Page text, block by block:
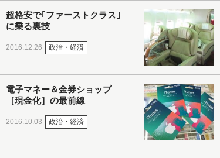
超格安で｢ファーストクラス｣
に乗る裏技
2016.12.26 政治・経済
電子マネー＆金券ショップ
［現金化］の最前線
2016.10.03 政治・経済